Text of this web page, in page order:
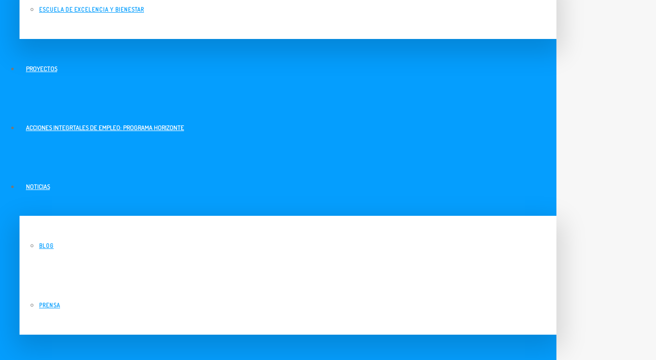
ESCUELA DE EXCELENCIA Y BIENESTAR
PROYECTOS
ACCIONES INTEGRTALES DE EMPLEO: PROGRAMA HORIZONTE
NOTICIAS
BLOG
PRENSA